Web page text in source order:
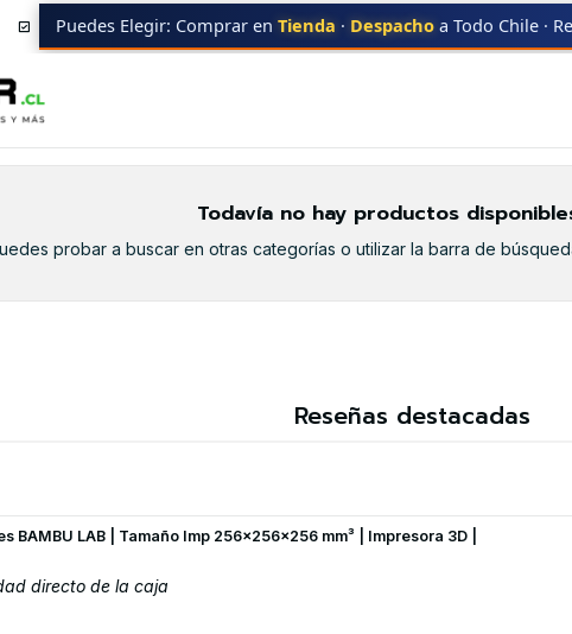
Puedes Elegir: Comprar en Tienda · Despacho a Todo Chile ·
0056022408964
Todavía no hay productos
probar a buscar en otras categorías o utilizar la barra de
Reseñas destacadas
BAMBU LAB | Tamaño Imp 256×256×256 mm³ | Impresora 3D |
directo de la caja